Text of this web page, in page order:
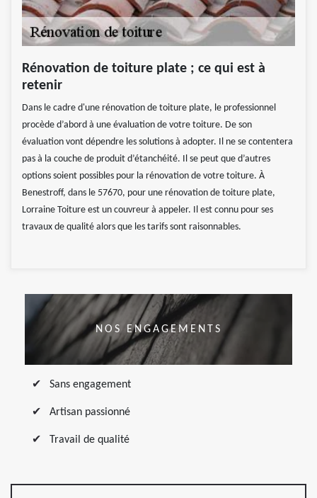
Rénovation de toiture plate ; ce qui est à
retenir
Dans le cadre d'une rénovation de toiture plate, le professionnel
procède d’abord à une évaluation de votre toiture. De son
évaluation vont dépendre les solutions à adopter. Il ne se contentera
pas à la couche de produit d’étanchéité. Il se peut que d’autres
options soient possibles pour la rénovation de votre toiture. À
Benestroff, dans le 57670, pour une rénovation de toiture plate,
Lorraine Toiture est un couvreur à appeler. Il est connu pour ses
travaux de qualité alors que les tarifs sont raisonnables.
NOS ENGAGEMENTS
Sans engagement
Artisan passionné
Travail de qualité